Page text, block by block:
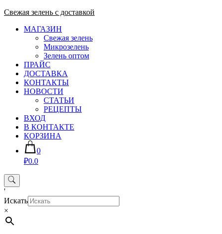
Skip
content
Свежая зелень с доставкой
МАГАЗИН
Свежая зелень
Микрозелень
Зелень оптом
ПРАЙС
ДОСТАВКА
КОНТАКТЫ
НОВОСТИ
СТАТЬИ
РЕЦЕПТЫ
ВХОД
В КОНТАКТЕ
КОРЗИНА
0
₽0.0
'
Искать
×